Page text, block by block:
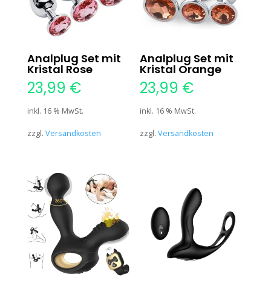
Analplug Set mit
Kristal Rose
23,99 €
inkl. 16 % MwSt.
zzgl. Versandkosten
Analplug Set mit
Kristal Orange
23,99 €
inkl. 16 % MwSt.
zzgl.Versandkosten